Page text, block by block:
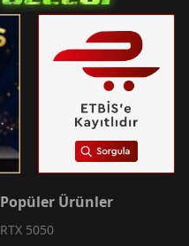
Popüler Ürünler
RTX 5050